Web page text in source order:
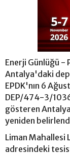
Enerji Günlüğü
Antalya'daki
EPDK'nın 6
DEP/474-3/
gösteren
yeniden
Liman Mahallesi
adresindeki